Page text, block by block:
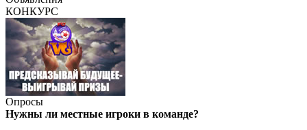
КОНКУРС
Опросы
Нужны ли местные игроки в команде?